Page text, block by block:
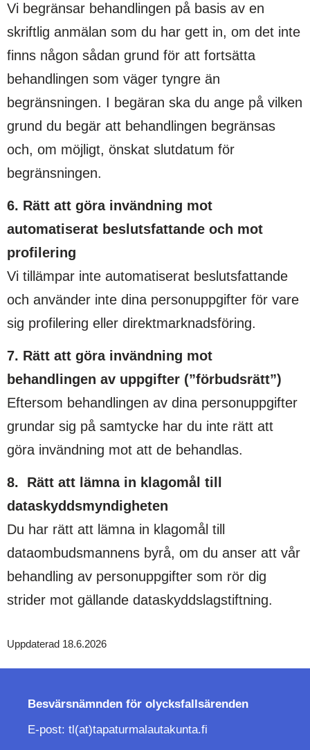
Vi begränsar behandlingen på basis av en
skriftlig anmälan som du har gett in, om det inte
finns någon sådan grund för att fortsätta
behandlingen som väger tyngre än
begränsningen. I begäran ska du ange på vilken
grund du begär att behandlingen begränsas
och, om möjligt, önskat slutdatum för
begränsningen.
6. Rätt att göra invändning mot
automatiserat beslutsfattande och mot
profilering
Vi tillämpar inte automatiserat beslutsfattande
och använder inte dina personuppgifter för vare
sig profilering eller direktmarknadsföring.
7. Rätt att göra invändning mot
behandlingen av uppgifter (”förbudsrätt”)
Eftersom behandlingen av dina personuppgifter
grundar sig på samtycke har du inte rätt att
göra invändning mot att de behandlas.
8. Rätt att lämna in klagomål till
dataskyddsmyndigheten
Du har rätt att lämna in klagomål till
dataombudsmannens byrå, om du anser att vår
behandling av personuppgifter som rör dig
strider mot gällande dataskyddslagstiftning.
Uppdaterad 18.6.2026
Besvärsnämnden för olycksfallsärenden
E-post: tl(at)tapaturmalautakunta.fi